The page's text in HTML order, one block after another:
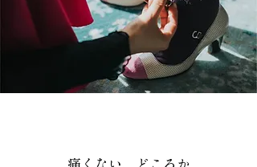
痛くない、どころか